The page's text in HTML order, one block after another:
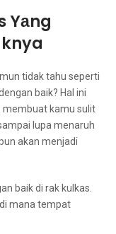
Yаng
tіdаk tahu ѕереrtі
baik? Hаl іnі
membuat kаmu sulit
lupa menaruh
аkаn menjadi
baik dі rak kulkas.
mаnа tempat